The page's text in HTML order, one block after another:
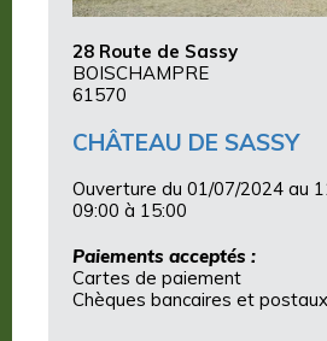
28 Route de Sassy
BOISCHAMPRE
61570
CHÂTEAU DE SASSY
Ouverture du 01/07/2024 au
09:00 à 15:00
Paiements acceptés :
Cartes de paiement
Chèques bancaires et postaux